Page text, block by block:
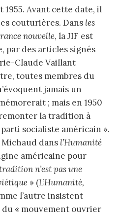
1955. Avant cette date, il
couturières. Dans les
nouvelle, la JIF est
par des articles signés
Claude Vaillant
toutes membres du
jamais un
; mais en 1950
la tradition à
socialiste américain ».
dans l’Humanité
américaine pour
n’est pas une
» (L’Humanité,
l’autre insistent
« mouvement ouvrier